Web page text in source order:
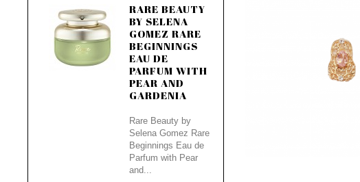
RARE BEAUTY
BY SELENA
GOMEZ RARE
BEGINNINGS
EAU DE
PARFUM WITH
PEAR AND
GARDENIA
Rare Beauty by
Selena Gomez Rare
Beginnings Eau de
Parfum with Pear
and...